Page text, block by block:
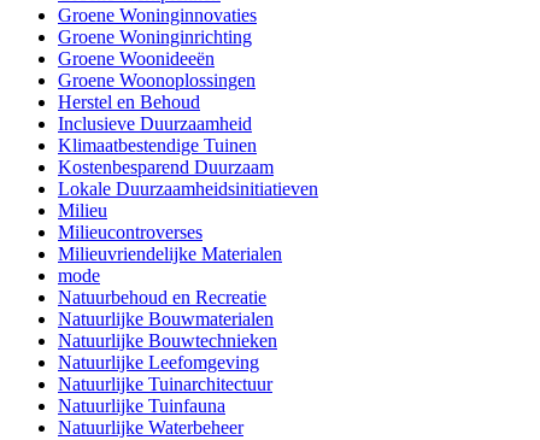
Groene Woninginnovaties
Groene Woninginrichting
Groene Woonideeën
Groene Woonoplossingen
Herstel en Behoud
Inclusieve Duurzaamheid
Klimaatbestendige Tuinen
Kostenbesparend Duurzaam
Lokale Duurzaamheidsinitiatieven
Milieu
Milieucontroverses
Milieuvriendelijke Materialen
mode
Natuurbehoud en Recreatie
Natuurlijke Bouwmaterialen
Natuurlijke Bouwtechnieken
Natuurlijke Leefomgeving
Natuurlijke Tuinarchitectuur
Natuurlijke Tuinfauna
Natuurlijke Waterbeheer